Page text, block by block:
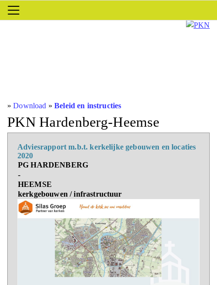
»Download »Beleid en instructies
PKN Hardenberg-Heemse
Adviesrapport m.b.t. kerkelijke gebouwen en locaties
2020
PG HARDENBERG
-
HEEMSE
kerkgebouwen / infrastructuur